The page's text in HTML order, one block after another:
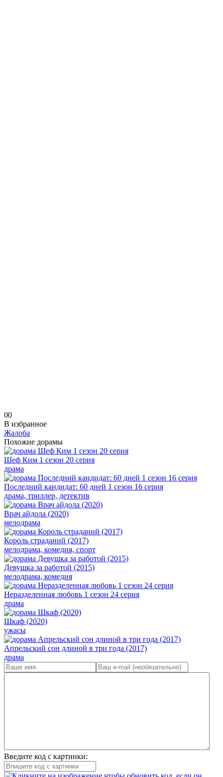
00
В избранное
Жалоба
Похожие дорамы
Шеф Ким 1 сезон 20 серия
драма
Последний кандидат: 60 дней 1 сезон 16 серия
драма, триллер, детектив
Врач айдола (2020)
мелодрама
Король страданий (2017)
мелодрама, комедия, спорт
Девушка за работой (2015)
мелодрама, комедия
Неразделенная любовь 1 сезон 24 серия
драма
Шкаф (2020)
ужасы
Апрельский сон длиной в три года (2017)
драма
Введите код с картинки: